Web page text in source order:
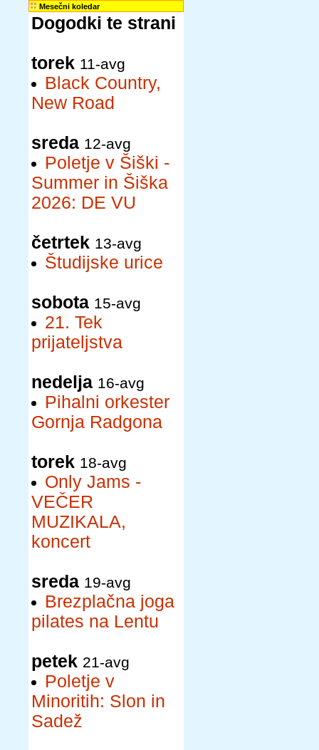
Mesečni koledar
Dogodki te strani
torek 11-avg
Black Country,
New Road
sreda 12-avg
Poletje v Šiški -
Summer in Šiška
2026: DE VU
četrtek 13-avg
Študijske urice
sobota 15-avg
21. Tek
prijateljstva
nedelja 16-avg
Pihalni orkester
Gornja Radgona
torek 18-avg
Only Jams -
VEČER
MUZIKALA,
koncert
sreda 19-avg
Brezplačna joga
pilates na Lentu
petek 21-avg
Poletje v
Minoritih: Slon in
Sadež